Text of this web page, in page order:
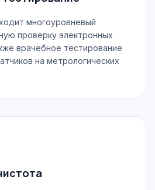
многоуровневый
проверку электронных
врачебное тестирование
на метрологических